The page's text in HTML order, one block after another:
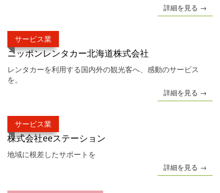
詳細を見る →
サービス業
ニッポンレンタカー北海道株式会社
レンタカーを利用する国内外の観光客へ、感動のサービス
を。
詳細を見る →
サービス業
株式会社eeステーション
地域に根差したサポートを
詳細を見る →